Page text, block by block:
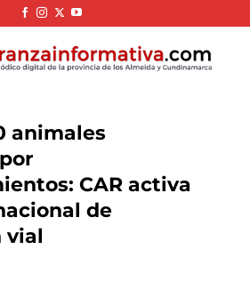
animales
CAR activa
de
vial